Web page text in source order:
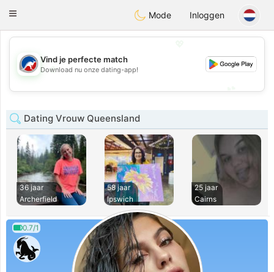
AustraliaChat
Toggle
Mode Inloggen
💖
💕
Vind je perfecte match
Download nu onze dating-app!
Dating Vrouw Queensland
36 jaar
Archerfield
58 jaar
Ipswich
25 jaar
Cairns
0.7/1